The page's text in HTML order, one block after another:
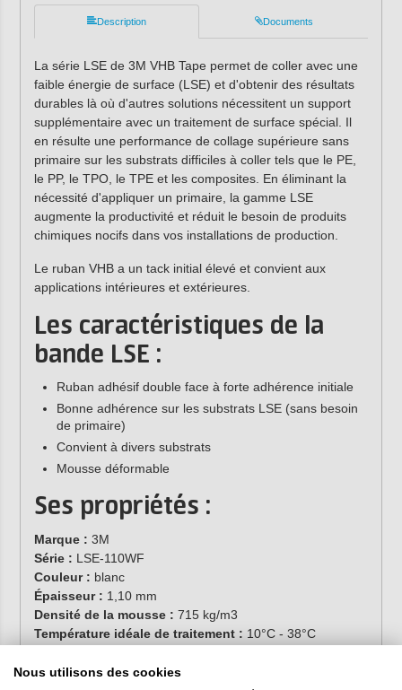
Description Documents
La série LSE de 3M VHB Tape permet de coller avec une
faible énergie de surface (LSE) et d'obtenir des résultats
durables là où d'autres solutions nécessitent un support
supplémentaire avec un traitement de surface spécial. Il
en résulte une performance de collage supérieure sans
primaire sur les substrats difficiles à coller tels que le PE,
le PP, le TPO, le TPE et les composites. En éliminant la
nécessité d'appliquer un primaire, la gamme LSE
augmente la productivité et réduit le besoin de produits
chimiques nocifs dans vos installations de production.
Le ruban VHB a un tack initial élevé et convient aux
applications intérieures et extérieures.
Les caractéristiques de la
bande LSE :
Ruban adhésif double face à forte adhérence initiale
Bonne adhérence sur les substrats LSE (sans besoin
de primaire)
Convient à divers substrats
Mousse déformable
Ses propriétés :
Marque : 3M
Série : LSE-110WF
Couleur : blanc
Épaisseur : 1,10 mm
Densité de la mousse : 715 kg/m3
Température idéale de traitement : 10°C - 38°C
Nous utilisons des cookies